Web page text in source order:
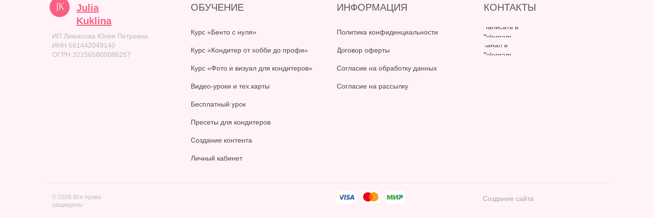
Julia
Kuklina
ИП Лимасова Юлия Петровна
ИНН 561442049140
ОГРН 321565800086257
ОБУЧЕНИЕ
Курс «Бенто с нуля»
Курс «Кондитер от хобби до профи»
Видео-уроки и тех.карты
Бесплатный урок
Пресеты для кондитеров
Создание контента
Личный кабинет
Курс «Фото и визуал для кондитеров»
ИНФОРМАЦИЯ
Политика конфиденциальности
Договор оферты
Согласие на обработку данных
Согласие на рассылку
КОНТАКТЫ
Канал в
Telegram
Написать в
Telegram
© 2026 Все права
защищены
Создание сайта